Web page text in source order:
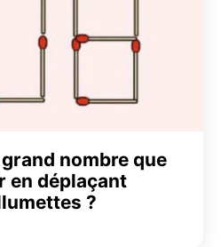
nombre que
en déplaçant
?